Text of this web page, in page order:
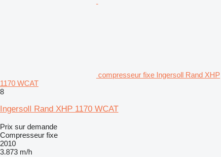
compresseur fixe Ingersoll Rand XHP
1170 WCAT
8
Ingersoll Rand XHP 1170 WCAT
Prix sur demande
Compresseur fixe
2010
3.873 m/h